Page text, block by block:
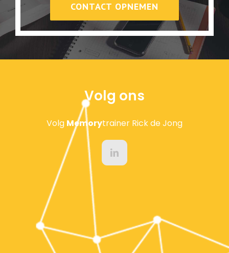
CONTACT OPNEMEN
Volg ons
Volg Memorytrainer Rick de Jong